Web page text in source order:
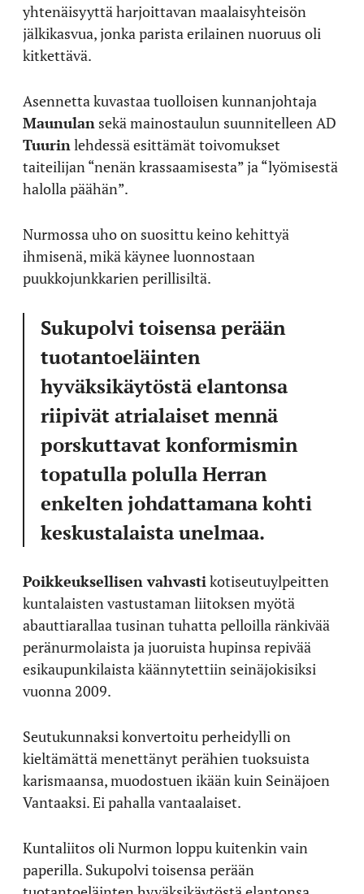
yhtenäisyyttä harjoittavan maalaisyhteisön
jälkikasvua, jonka parista erilainen nuoruus oli
kitkettävä.
Asennetta kuvastaa tuolloisen kunnanjohtaja
Maunulan sekä mainostaulun suunnitelleen AD
Tuurinlehdessä esittämät toivomukset
taiteilijan “nenän krassaamisesta” ja “lyömisestä
halolla päähän”.
Nurmossa uho on suosittu keino kehittyä
ihmisenä, mikä käynee luonnostaan
puukkojunkkarien perillisiltä.
Sukupolvi toisensa perään
tuotantoeläinten
hyväksikäytöstä elantonsa
riipivät atrialaiset mennä
porskuttavat konformismin
topatulla polulla Herran
enkelten johdattamana kohti
keskustalaista unelmaa.
Poikkeuksellisen vahvastikotiseutuylpeitten
kuntalaisten vastustaman liitoksen myötä
abauttiarallaa tusinan tuhatta pelloilla ränkivää
peränurmolaista ja juoruista hupinsa repivää
esikaupunkilaista käännytettiin seinäjokisiksi
vuonna 2009.
Seutukunnaksi konvertoitu perheidylli on
kieltämättä menettänyt perähien tuoksuista
karismaansa, muodostuen ikään kuin Seinäjoen
Vantaaksi. Ei pahalla vantaalaiset.
Kuntaliitos oli Nurmon loppu kuitenkin vain
paperilla. Sukupolvi toisensa perään